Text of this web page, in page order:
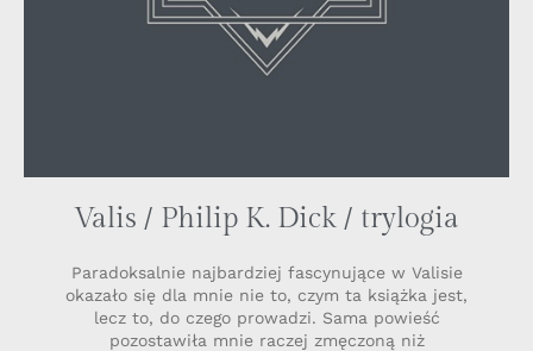
Valis / Philip K. Dick / trylogia
Paradoksalnie najbardziej fascynujące w Valisie
okazało się dla mnie nie to, czym ta książka jest,
lecz to, do czego prowadzi. Sama powieść
pozostawiła mnie raczej zmęczoną niż